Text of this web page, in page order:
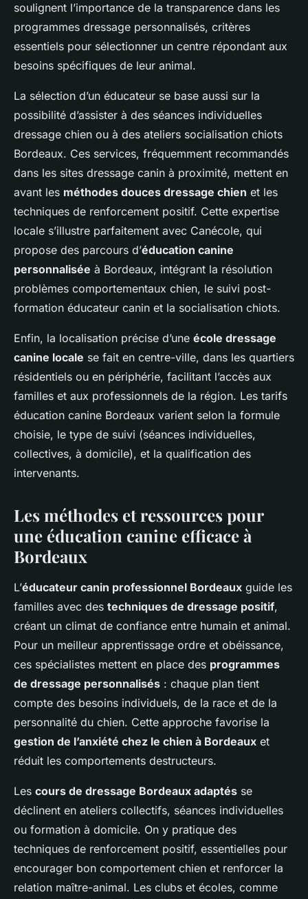
soulignent l’importance de la transparence dans les
programmes dressage personnalisés, critères
essentiels pour sélectionner un centre répondant aux
besoins spécifiques de leur animal.
La sélection d’un éducateur se base aussi sur la
possibilité d’assister à des séances individuelles
dressage chien ou à des ateliers socialisation chiots
Bordeaux. Ces services, fréquemment recommandés
dans les sites dressage canin à proximité, mettent en
avant les méthodes douces dressage chien et les
techniques de renforcement positif. Cette expertise
locale s’illustre parfaitement avec Canécole, qui
propose des parcours d’éducation canine
personnalisée à Bordeaux, intégrant la résolution
problèmes comportementaux chien, le suivi post-
formation éducateur canin et la socialisation chiots.
Enfin, la localisation précise d’une école dressage
canine locale se fait en centre-ville, dans les quartiers
résidentiels ou en périphérie, facilitant l’accès aux
familles et aux professionnels de la région. Les tarifs
éducation canine Bordeaux varient selon la formule
choisie, le type de suivi (séances individuelles,
collectives, à domicile), et la qualification des
intervenants.
Les méthodes et ressources pour
une éducation canine efficace à
Bordeaux
L’éducateur canin professionnel Bordeaux guide les
familles avec des techniques de dressage positif,
créant un climat de confiance entre humain et animal.
Pour un meilleur apprentissage ordre et obéissance,
ces spécialistes mettent en place des programmes
de dressage personnalisés : chaque plan tient
compte des besoins individuels, de la race et de la
personnalité du chien. Cette approche favorise la
gestion de l’anxiété chez le chien à Bordeaux et
réduit les comportements destructeurs.
Les cours de dressage Bordeaux adaptés se
déclinent en ateliers collectifs, séances individuelles
ou formation à domicile. On y pratique des
techniques de renforcement positif, essentielles pour
encourager bon comportement chien et renforcer la
relation maître-animal. Les clubs et écoles, comme